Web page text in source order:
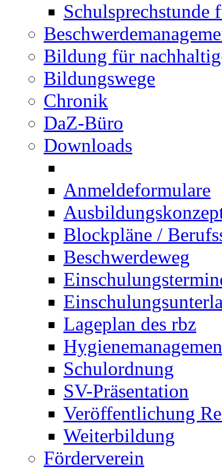
Schulsprechstunde
Bildung für
Bildungswege
Chronik
DaZ-Büro
Downloads
Anmeldeformulare
Blockpläne /
Beschwerdeweg
Lageplan des rbz
Schulordnung
SV-Präsentation
Veröffentlichung
Weiterbildung
Förderverein